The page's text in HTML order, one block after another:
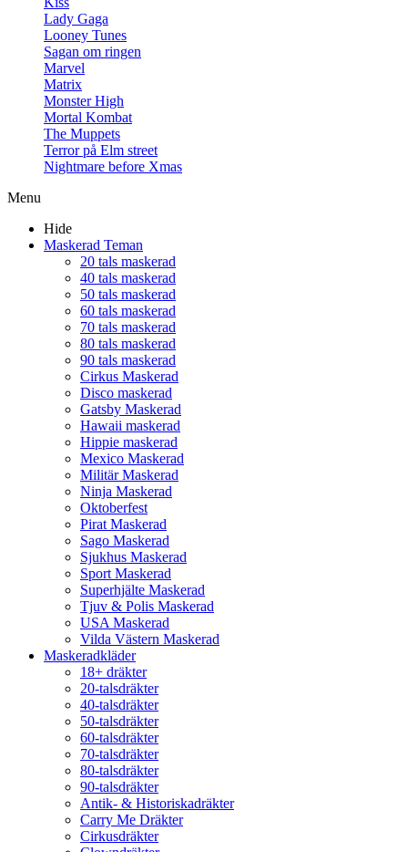
Lady Gaga
Looney Tunes
Sagan om ringen
Marvel
Matrix
Monster High
Mortal Kombat
The Muppets
Terror på Elm street
Nightmare before Xmas
Menu
Hide
Maskerad Teman
20 tals maskerad
40 tals maskerad
50 tals maskerad
60 tals maskerad
70 tals maskerad
80 tals maskerad
90 tals maskerad
Cirkus Maskerad
Disco maskerad
Gatsby Maskerad
Hawaii maskerad
Hippie maskerad
Mexico Maskerad
Militär Maskerad
Ninja Maskerad
Oktoberfest
Pirat Maskerad
Sago Maskerad
Sjukhus Maskerad
Sport Maskerad
Superhjälte Maskerad
Tjuv & Polis Maskerad
USA Maskerad
Vilda Västern Maskerad
Maskeradkläder
18+ dräkter
20-talsdräkter
40-talsdräkter
50-talsdräkter
60-talsdräkter
70-talsdräkter
80-talsdräkter
90-talsdräkter
Antik- & Historiskadräkter
Carry Me Dräkter
Cirkusdräkter